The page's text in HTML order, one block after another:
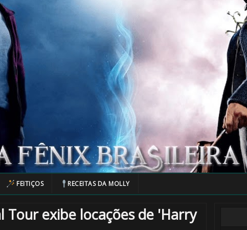
FEITIÇOS RECEITAS DA MOLLY
Tour exibe locações de 'Harry